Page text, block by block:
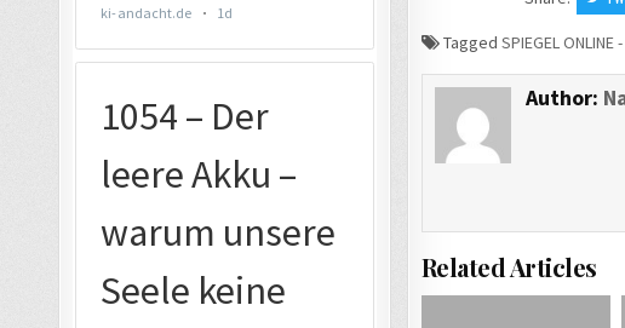
Tagged SPIEGEL
Author:
Related Articles